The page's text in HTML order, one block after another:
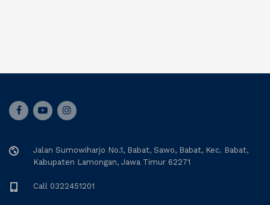
Jalan Sumowiharjo No.1, Babat, Sawo, Babat, Kec. Babat,
Kabupaten Lamongan, Jawa Timur 62271
Call 0322451201